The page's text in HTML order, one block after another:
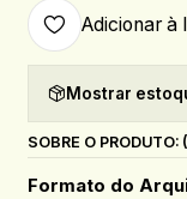
Adicionar à
Mostrar
SOBRE O PRODUTO:
Formato do